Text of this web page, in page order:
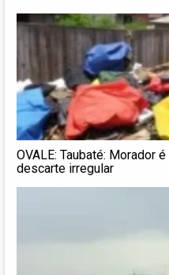
OVALE: Taubaté: Morador
descarte irregular